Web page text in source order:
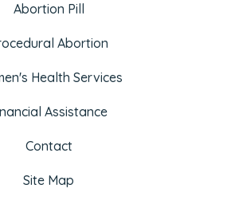
Abortion Pill
Abortion
Health Services
Assistance
Contact
Site Map